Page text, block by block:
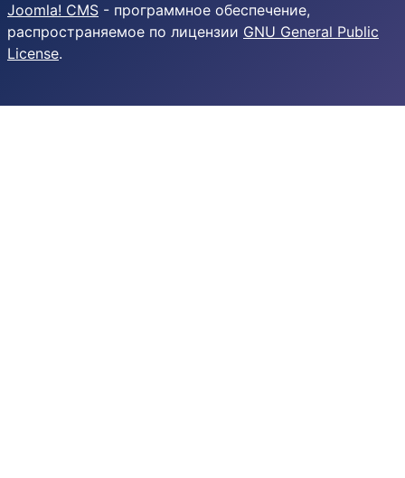
Joomla! CMS - программное обеспечение,
распространяемое по лицензии GNU General Public
License.